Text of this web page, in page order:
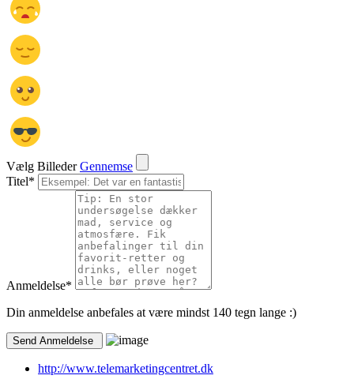
Vælg Billeder Gennemse
Titel*
Anmeldelse*
Din anmeldelse anbefales at være mindst 140 tegn lange :)
http://www.telemarketingcentret.dk